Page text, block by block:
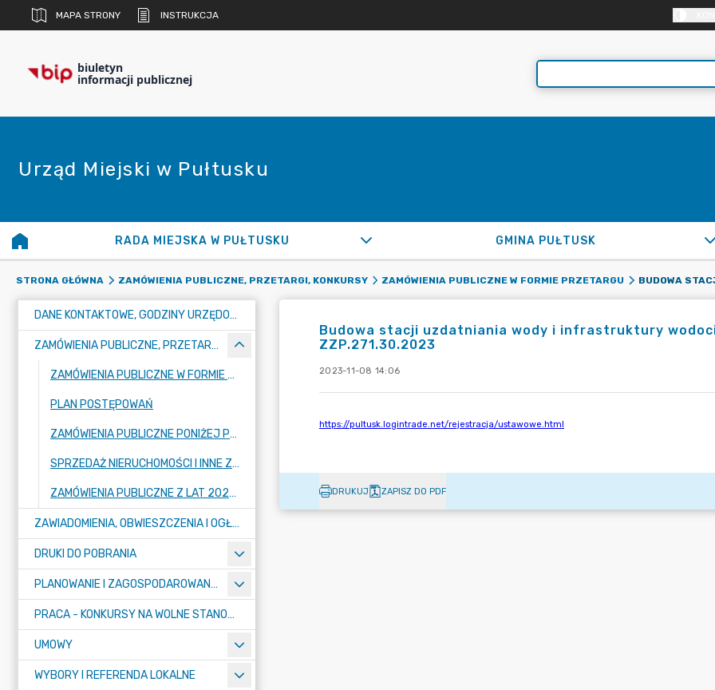
MAPA STRONY INSTRUKCJA
biuletyn
informacji publicznej
Urząd Miejski w Pułtusku
RADA MIEJSKA W PUŁTUSKU GMINA PUŁTUSK
STRONA GŁÓWNA ZAMÓWIENIA PUBLICZNE, PRZETARGI, KONKURSY ZAMÓWIENIA PUBLICZNE W FORMIE PRZETARGU
DANE KONTAKTOWE, GODZINY URZĘDOWANIA I NUMER KONTA BANKOWEGO
ZAMÓWIENIA PUBLICZNE, PRZETARGI, KONKURSY
ZAMÓWIENIA PUBLICZNE W FORMIE PRZETARGU
PLAN POSTĘPOWAŃ
ZAMÓWIENIA PUBLICZNE PONIŻEJ PROGU
SPRZEDAŻ NIERUCHOMOŚCI I INNE ZAMÓWIENIA DOT. NIERUCHOMOŚCI
ZAMÓWIENIA PUBLICZNE Z LAT 2022 I WCZEŚNIEJ
ZAWIADOMIENIA, OBWIESZCZENIA I OGŁOSZENIA
DRUKI DO POBRANIA
PLANOWANIE I ZAGOSPODAROWANIE PRZESTRZENNE
PRACA - KONKURSY NA WOLNE STANOWISKA
UMOWY
WYBORY I REFERENDA LOKALNE
Budowa stacji uzdatniania wody i infrastruktury
ZZP.271.30.2023
2023-11-08 14:06
DRUKUJ ZAPISZ DO PDF